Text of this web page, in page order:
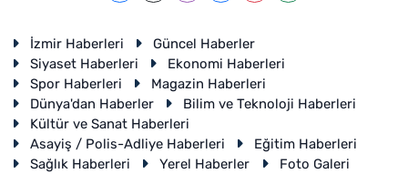
İzmir Haberleri
Güncel Haberler
Siyaset Haberleri
Ekonomi Haberleri
Spor Haberleri
Magazin Haberleri
Dünya'dan Haberler
Bilim ve Teknoloji Haberleri
Kültür ve Sanat Haberleri
Asayiş / Polis-Adliye Haberleri
Eğitim Haberleri
Sağlık Haberleri
Yerel Haberler
Foto Galeri